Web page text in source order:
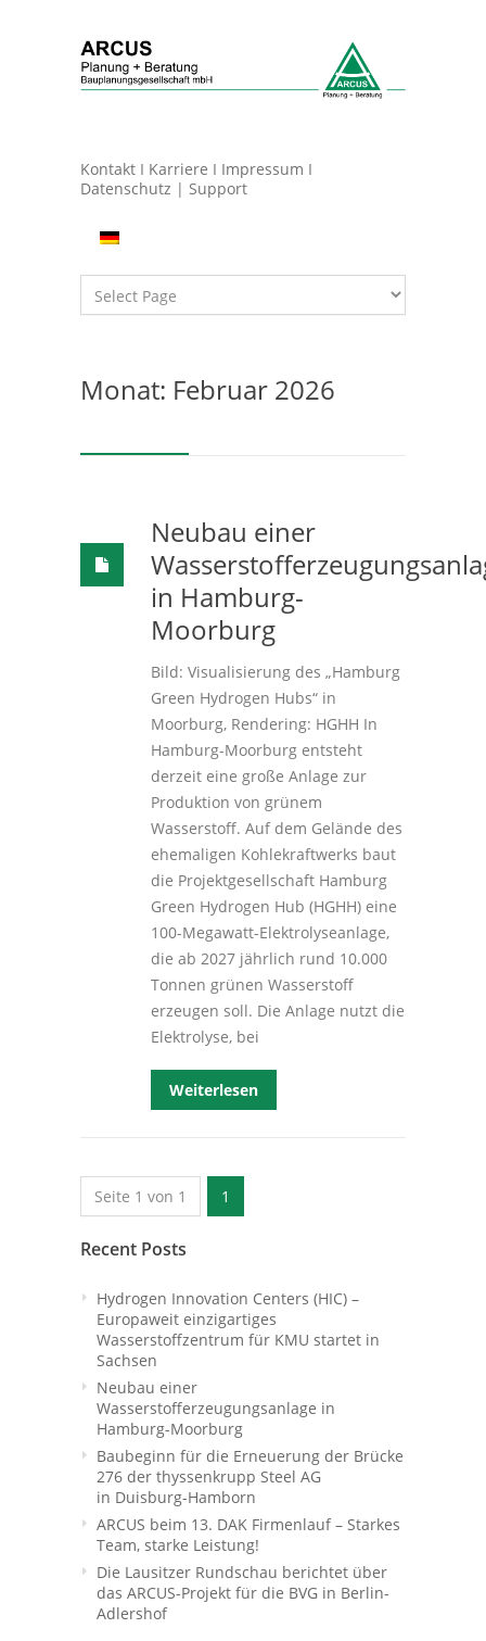
Kontakt I Karriere I Impressum I
Datenschutz | Support
Monat: Februar 2026
Neubau einer
in Hamburg-
Moorburg
Bild: Visualisierung des „Hamburg
Green Hydrogen Hubs“ in
Moorburg, Rendering: HGHH In
Hamburg-Moorburg entsteht
derzeit eine große Anlage zur
Produktion von grünem
Wasserstoff. Auf dem Gelände des
ehemaligen Kohlekraftwerks baut
die Projektgesellschaft Hamburg
Green Hydrogen Hub (HGHH) eine
100-Megawatt-Elektrolyseanlage,
die ab 2027 jährlich rund 10.000
Tonnen grünen Wasserstoff
erzeugen soll. Die Anlage nutzt die
Elektrolyse, bei
Weiterlesen
Seite 1 von 1 1
Recent Posts
Hydrogen Innovation Centers (HIC) –
Europaweit einzigartiges
Wasserstoffzentrum für KMU startet in
Sachsen
Neubau einer
Wasserstofferzeugungsanlage in
Hamburg-Moorburg
Baubeginn für die Erneuerung der Brücke
276 der thyssenkrupp Steel AG
in Duisburg-Hamborn
ARCUS beim 13. DAK Firmenlauf – Starkes
Team, starke Leistung!
Die Lausitzer Rundschau berichtet über
das ARCUS-Projekt für die BVG in Berlin-
Adlershof